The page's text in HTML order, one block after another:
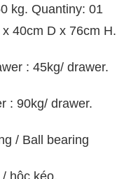
kg. Quantiny: 01
40cm D x 76cm H.
: 45kg/ drawer.
: 90kg/ drawer.
/ Ball bearing